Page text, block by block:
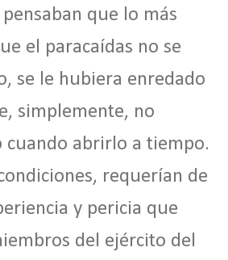
que lo más
el paracaídas no se
se le hubiera enredado
simplemente, no
cuando abrirlo a tiempo.
requerían de
y pericia que
del ejército del